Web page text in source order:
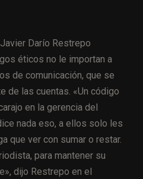
Darío Restrepo
éticos no le importan a
de comunicación, que se
de las cuentas. «Un código
en la gerencia del
nada eso, a ellos solo les
que ver con sumar o restar.
para mantener su
dijo Restrepo en el